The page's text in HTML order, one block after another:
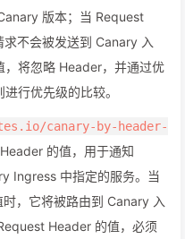
版本；当 Request
不会被发送到 Canary 入
将忽略 Header，并通过优
行优先级的比较。
canary-by-header-
的值，用于通知
Ingress 中指定的服务。当
，它将被路由到 Canary 入
Header 的值，必须